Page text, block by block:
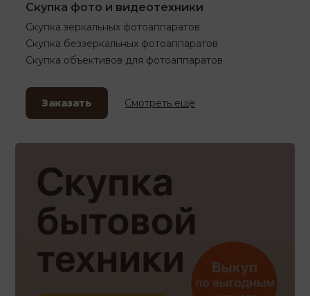
Скупка фото и видеотехники
Скупка зеркальных фотоаппаратов
Скупка беззеркальных фотоаппаратов
Скупка объективов для фотоаппаратов
Заказать Смотреть еще